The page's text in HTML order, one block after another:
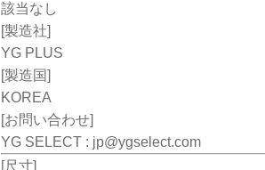
該当なし
[製造社]
YG PLUS
[製造国]
KOREA
[お問い合わせ]
YG SELECT : jp@ygselect.com
[尺寸]